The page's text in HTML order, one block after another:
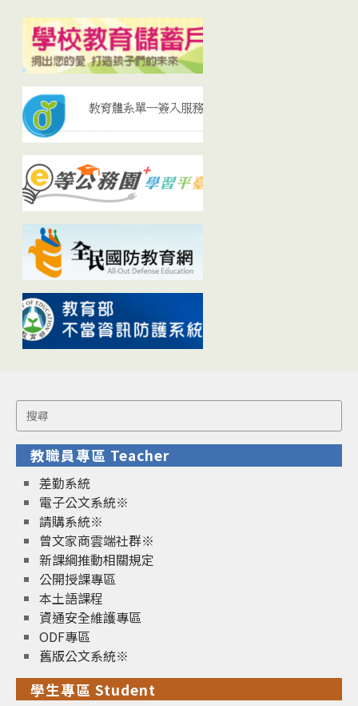
Search
for:
教職員專區 Teacher
差勤系統
電子公文系統※
請購系統※
曾文家商雲端社群※
新課綱推動相關規定
公開授課專區
本土語課程
資通安全維護專區
ODF專區
舊版公文系統※
學生專區 Student